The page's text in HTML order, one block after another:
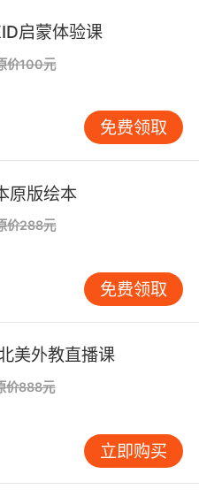
版两辑了，每一辑推
热切的来信，有用稚
小读者亲自编写的谜
兴奋无比。当然，还有
可以看到第三辑。现
第三辑终于与大家见面
情节、最吸引眼球的
象、最具思考性的互
效果。同时，第三辑
了精密的观察、出神
知识炉火纯青的运用，
丝“天才技术控”的魅
启蒙体验课
价100元
免费领取
原版绘本
价288元
免费领取
美外教直播课
价888元
立即购买